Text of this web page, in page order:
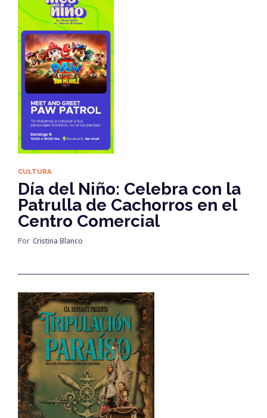
CULTURA
Día del Niño: Celebra con la
Patrulla de Cachorros en el
Centro Comercial
Por Cristina Blanco